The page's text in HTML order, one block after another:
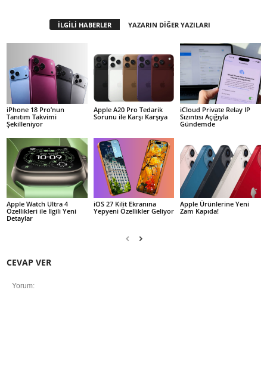
İLGİLİ HABERLER YAZARIN DİĞER YAZILARI
iPhone 18 Pro’nun
Tanıtım Takvimi
Şekilleniyor
Apple A20 Pro Tedarik
Sorunu ile Karşı Karşıya
iCloud Private Relay IP
Sızıntısı Açığıyla
Gündemde
Apple Watch Ultra 4
Özellikleri ile İlgili Yeni
Detaylar
iOS 27 Kilit Ekranına
Yepyeni Özellikler Geliyor
Apple Ürünlerine Yeni
Zam Kapıda!
CEVAP VER